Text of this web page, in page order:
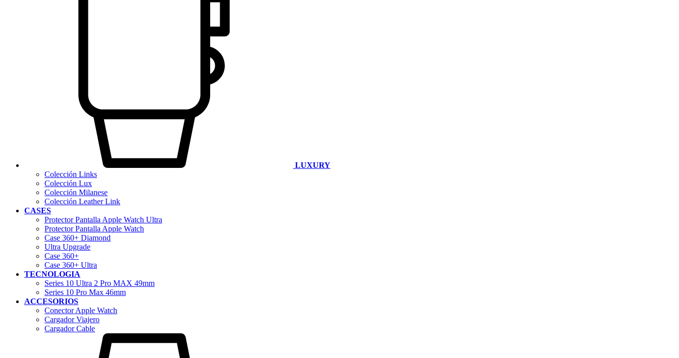
LUXURY
Colección Links
Colección Lux
Colección Milanese
Colección Leather Link
CASES
Protector Pantalla Apple Watch Ultra
Protector Pantalla Apple Watch
Case 360+ Diamond
Ultra Upgrade
Case 360+
Case 360+ Ultra
TECNOLOGIA
Series 10 Ultra 2 Pro MAX 49mm
Series 10 Pro Max 46mm
ACCESORIOS
Conector Apple Watch
Cargador Viajero
Cargador Cable